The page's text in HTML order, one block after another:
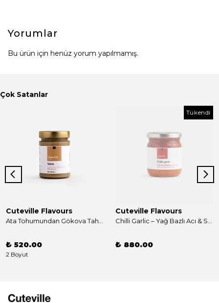
Yorumlar
Bu ürün için henüz yorum yapılmamış.
Çok Satanlar
Cuteville Flavours
₺ 520.00
2 Boyut
Tükendi
Cuteville Flavours
₺ 880.00